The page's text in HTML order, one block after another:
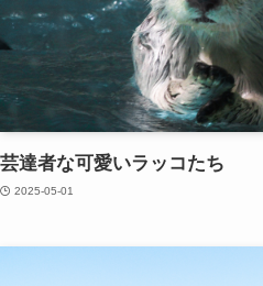
芸達者な可愛いラッコたち
2025-05-01